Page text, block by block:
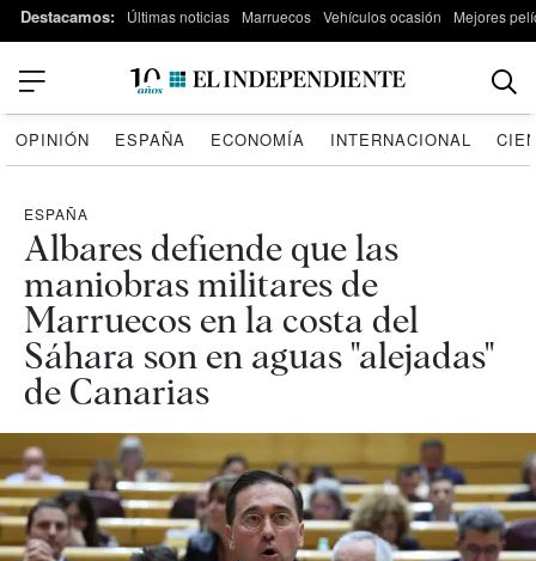
Destacamos: Últimas noticias Marruecos Vehículos ocasión Mejores
OPINIÓN ESPAÑA ECONOMÍA INTERNACIONAL
ESPAÑA
Albares defiende que las
maniobras militares de
Marruecos en la costa del
Sáhara son en aguas "alejadas"
de Canarias